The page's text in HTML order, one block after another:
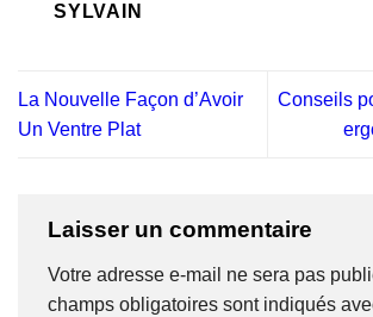
SYLVAIN
La Nouvelle Façon d’Avoir
Un Ventre Plat
Conseils
Laisser un commentaire
Votre adresse e-mail ne sera pas
champs obligatoires sont indiqués